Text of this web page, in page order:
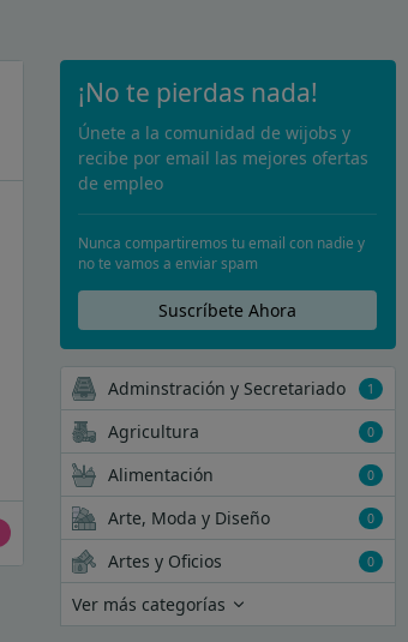
¡No te pierdas nada!
Únete a la comunidad de wijobs y
recibe por email las mejores ofertas
de empleo
Nunca compartiremos tu email con nadie y
no te vamos a enviar spam
Suscríbete Ahora
Adminstración y Secretariado 1
Agricultura 0
Alimentación 0
Arte, Moda y Diseño 0
Artes y Oficios 0
Ver más categorías